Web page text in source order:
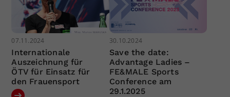
07.11.2024
Internationale
Auszeichnung für
ÖTV für Einsatz für
den Frauensport
30.10.2024
Save the date:
Advantage Ladies –
FE&MALE Sports
Conference am
29.1.2025